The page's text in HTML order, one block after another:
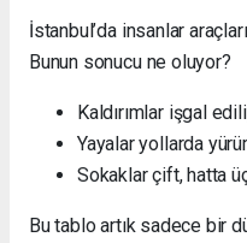
İstanbul’da insanlar
Bunun sonucu ne oluyor?
Kaldırımlar işgal
Yayalar yollarda
Sokaklar çift, hatta
Bu tablo artık sadece bir